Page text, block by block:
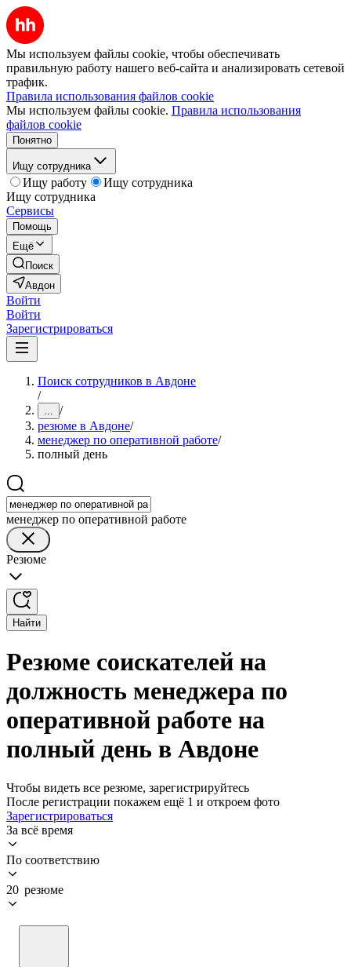
Мы используем файлы cookie, чтобы обеспечивать
правильную работу нашего веб-сайта и анализировать сетевой
трафик.
Правила использования файлов cookie
Мы используем файлы cookie. Правила использования
файлов cookie
Понятно
Ищу сотрудника
Ищу работу
Ищу сотрудника
Ищу сотрудника
Сервисы
Помощь
Ещё
Поиск
Авдон
Войти
Войти
Зарегистрироваться
Поиск сотрудников в Авдоне
/
... /
резюме в Авдоне/
менеджер по оперативной работе/
полный день
менеджер по оперативной работе
Резюме
Найти
Резюме соискателей на
должность менеджера по
оперативной работе на
полный день в Авдоне
Чтобы видеть все резюме, зарегистрируйтесь
После регистрации покажем ещё 1 и откроем фото
Зарегистрироваться
За всё время
По соответствию
20 резюме